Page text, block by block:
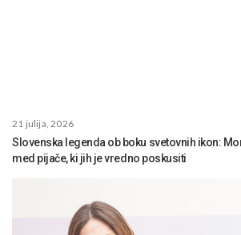
21 julija, 2026
Slovenska legenda ob boku svetovnih ikon:
med pijače, ki jih je vredno poskusiti